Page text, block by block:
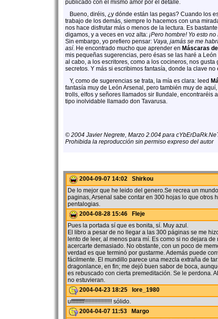
publicado con el mismo amor por el detalle.
Bueno, diréis, ¿y dónde están las pegas? Cuando los
trabajo de los demás, siempre lo hacemos con una
nos hace disfrutar más o menos de la lectura. Es
digamos, y a veces en voz alta: ¡Pero hombre! Yo esto
Sin embargo, yo prefiero pensar: Vaya, jamás se me
así. He encontrado mucho que aprender en Máscaras
mis pequeñas sugerencias, pero ésas se las haré a
al cabo, a los escritores, como a los cocineros, nos
secretos. Y más si escribimos fantasía, donde la clave no
Y, como de sugerencias se trata, la mía es clara: leed
fantasía muy de León Arsenal, pero también muy de
trolls, elfos y señores llamados sir Ilundale, encontraréis
tipo inolvidable llamado don Tavarusa.
© 2004 Javier Negrete, Marzo 2.004 para
Prohibida la reproducción sin permiso expreso del autor
2004-09-07 14:02 Shirkou
De lo mejor que he leido del genero.Se recrea un
paginas, Arsenal sabe contar en 300 hojas lo que otros
pentalogias.
2004-08-28 15:46 Fleje
Pues la portada sí que es bonita, sí. Muy azul.
El libro a pesar de no llegar a las 300 páginas se me
lento de leer, al menos para mí. Es como si no dejara
acercarte demasiado. No obstante, con un poco de
verdad es que terminó por gustarme. Además puede
fácilmente. El mundillo parece una mezcla extraña de
dragonlance, en fin; me dejó buen sabor de boca,
es rebuscado con cierta premeditación. Se le perdona.
no estuvieran.
2004-04-23 18:25 lore_1980
ufffffffff!!!!!!!!!!!!!!!!!!! sólido.
2004-04-07 11:53 Margo